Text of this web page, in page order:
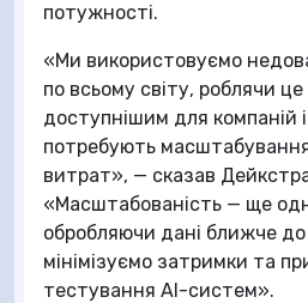
потужності.
«Ми використовуємо
по всьому світу, роблячи
доступнішим для компаній і
потребують
витрат», — сказав
«Масштабованість — ще
обробляючи дані ближче
мінімізуємо затримки та
тестування AI-систем».